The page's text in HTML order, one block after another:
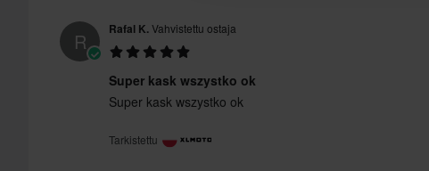
R Rafal K.Vahvistettu ostaja
Super kask wszystko ok
Super kask wszystko ok
Tarkistettu